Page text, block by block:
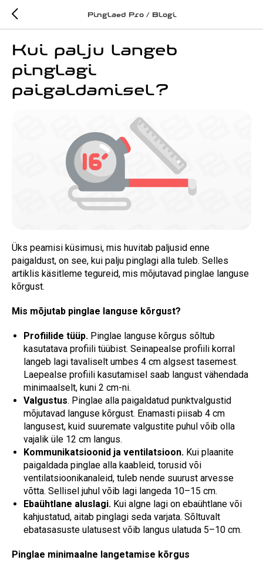
Pinglaed Pro / Blogi
Kui palju langeb
pinglagi
paigaldamisel?
Üks peamisi küsimusi, mis huvitab paljusid enne
paigaldust, on see, kui palju pinglagi alla tuleb. Selles
artiklis käsitleme tegureid, mis mõjutavad pinglae languse
kõrgust.
Mis mõjutab pinglae languse kõrgust?
Profiilide tüüp. Pinglae languse kõrgus sõltub
kasutatava profiili tüübist. Seinapealse profiili korral
langeb lagi tavaliselt umbes 4 cm algsest tasemest.
Laepealse profiili kasutamisel saab langust vähendada
minimaalselt, kuni 2 cm-ni.
Valgustus. Pinglae alla paigaldatud punktvalgustid
mõjutavad languse kõrgust. Enamasti piisab 4 cm
langusest, kuid suuremate valgustite puhul võib olla
vajalik üle 12 cm langus.
Kommunikatsioonid ja ventilatsioon. Kui plaanite
paigaldada pinglae alla kaableid, torusid või
ventilatsioonikanaleid, tuleb nende suurust arvesse
võtta. Sellisel juhul võib lagi langeda 10–15 cm.
Ebaühtlane aluslagi. Kui algne lagi on ebaühtlane või
kahjustatud, aitab pinglagi seda varjata. Sõltuvalt
ebatasasuste ulatusest võib langus ulatuda 5–10 cm.
Pinglae minimaalne langetamise kõrgus